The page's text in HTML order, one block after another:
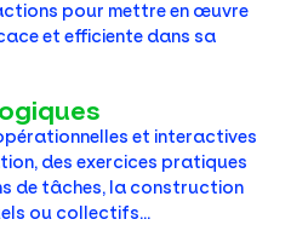
pour mettre en œuvre
et efficiente dans sa
et interactives
des exercices pratiques
de tâches, la construction
ou collectifs…